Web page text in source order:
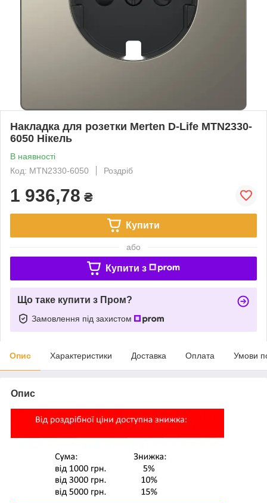
Накладка для розетки Merten D-Life MTN2330-
6050 Нікель
В наявності
Код: MTN2330-6050
Роздріб
1 936,78 ₴
Купити
або
Купити з
Що таке купити з Пром?
Замовлення під захистом
Опис Характеристики Доставка Оплата Умови
Опис